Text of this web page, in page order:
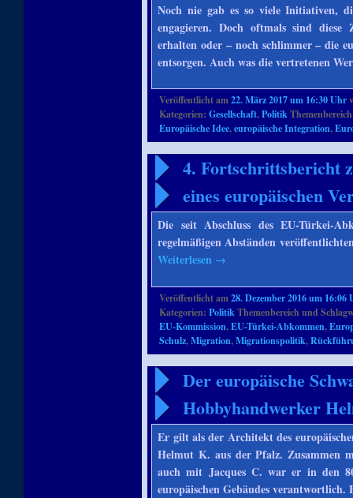
Noch nie gab es so viele Initiativen,
engagieren. Doch oftmals sind diese
erhalten oder – noch schlimmer – die
entsorgen. Auch was die vertretenen
Veröffentlicht am22. März 2017 um 16:30 Uhr
Kategorien:Gesellschaft,Politik
Europäische Idee,europäische Integration,
4. Fortschrittsbericht
eines europäischen
Die seit Abschluss des EU-Türkei-
regelmäßigen Abständen
Weiterlesen →
Veröffentlicht am28. Dezember 2016 um 16:06
Kategorien:PolitikThemenbereich und
EU-Kommission,EU-Türkei-Abkommen,
Schulz,Migration,Migrationspolitik,
Der europäische
Hobbyhandwerker
Er gilt als der Architekt des
Helmut K. aus der Pfalz. Zusammen
auch mit Jacques C. war er in den
europäischen Gebäudes